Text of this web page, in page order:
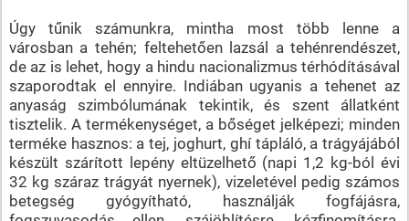
Úgy tűnik számunkra, mintha most több lenne a
városban a tehén; feltehetően lazsál a tehénrendészet,
de az is lehet, hogy a hindu nacionalizmus térhódításával
szaporodtak el ennyire. Indiában ugyanis a tehenet az
anyaság szimbólumának tekintik, és szent állatként
tisztelik. A termékenységet, a bőséget jelképezi; minden
terméke hasznos: a tej, joghurt, ghí tápláló, a trágyájából
készült szárított lepény eltüzelhető (napi 1,2 kg-ból évi
32 kg száraz trágyát nyernek), vizeletével pedig számos
betegség gyógyítható, használják fogfájásra,